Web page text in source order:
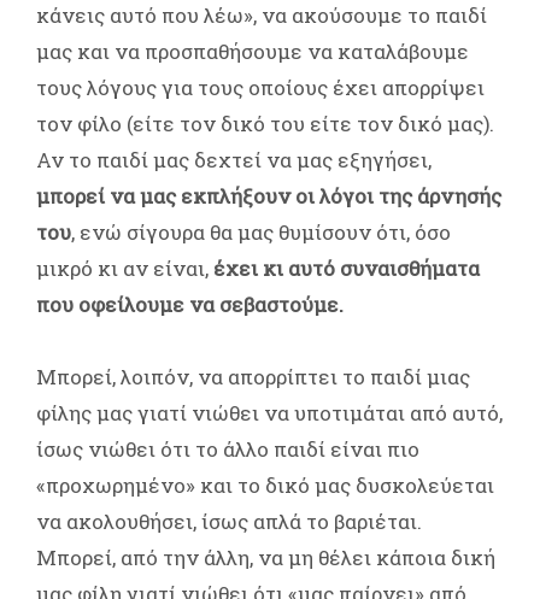
κάνεις αυτό που λέω», να ακούσουμε το παιδί
μας και να προσπαθήσουμε να καταλάβουμε
τους λόγους για τους οποίους έχει απορρίψει
τον φίλο (είτε τον δικό του είτε τον δικό μας).
Αν το παιδί μας δεχτεί να μας εξηγήσει,
μπορεί να μας εκπλήξουν οι λόγοι της άρνησής
του, ενώ σίγουρα θα μας θυμίσουν ότι, όσο
μικρό κι αν είναι, έχει κι αυτό συναισθήματα
που οφείλουμε να σεβαστούμε.
Μπορεί, λοιπόν, να απορρίπτει το παιδί μιας
φίλης μας γιατί νιώθει να υποτιμάται από αυτό,
ίσως νιώθει ότι το άλλο παιδί είναι πιο
«προχωρημένο» και το δικό μας δυσκολεύεται
να ακολουθήσει, ίσως απλά το βαριέται.
Μπορεί, από την άλλη, να μη θέλει κάποια δική